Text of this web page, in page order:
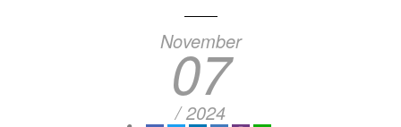
November
07
/ 2024